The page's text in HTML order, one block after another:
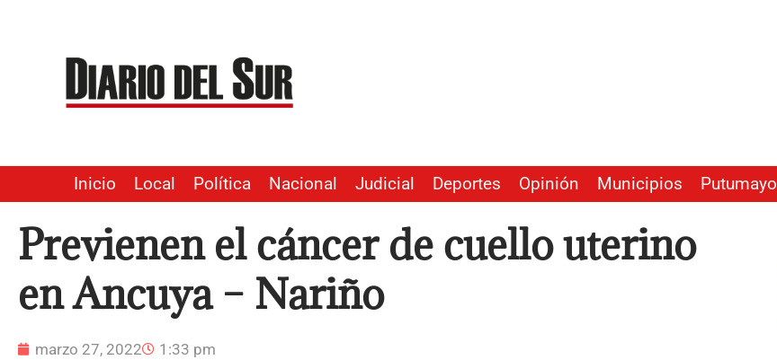
contenido
Inicio Local Política Nacional Judicial Deportes Opinión Municipios Putumayo
Previenen el cáncer de cuello uterino
en Ancuya – Nariño
marzo 27, 2022 1:33 pm